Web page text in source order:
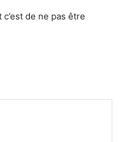
de ne pas être